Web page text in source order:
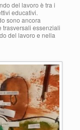
del lavoro è tra i
educativi.
sono ancora
trasversali essenziali
del lavoro e nella